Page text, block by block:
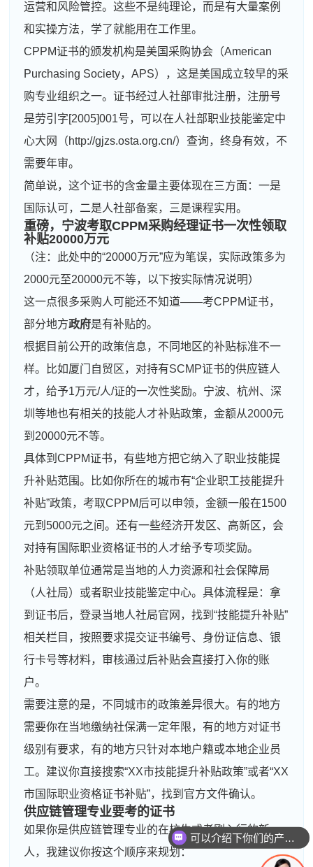
运营和风险管控。这些不是纯理论，而是有大量案例
和实操方法，学了就能用在工作里。
CPPM证书的颁发机构是美国采购协会（American
Purchasing Society，APS），这是美国成立较早的采
购专业组织之一。证书经过人社部审批注册，注册号
是劳引字[2005]001号，可以在人社部职业技能鉴定中
心大网（http://gjzs.osta.org.cn/）查询，终身有效，不
需要年审。
简单说，这个证书的含金量主要体现在三方面：一是
国际认可，二是人社部备案，三是课程实用。
重磅，宁波考取CPPM采购经理证书一次性领取
补贴20000万元
（注：此处中的“20000万元”应为笔误，实际政策多为
2000元至20000元不等，以下按实际情况说明）
这一点很多采购人可能还不知道——考CPPM证书，
部分地方政府是有补贴的。
根据目前公开的政策信息，不同地区的补贴标准不一
样。比如厦门自贸区，对持有SCMP证书的供应链人
才，给予1万元/人/证的一次性奖励。宁波、杭州、深
圳等地也有相关的技能人才补贴政策，金额从2000元
到20000元不等。
具体到CPPM证书，有些地方把它纳入了职业技能提
升补贴范围。比如你所在的城市有“企业职工技能提升
补贴”政策，考取CPPM后可以申领，金额一般在1500
元到5000元之间。还有一些经济开发区、高新区，会
对持有国际职业资格证书的人才给予专项奖励。
补贴领取单位通常是当地的人力资源和社会保障局
（人社局）或者职业技能鉴定中心。具体流程是：拿
到证书后，登录当地人社局官网，找到“技能提升补贴”
相关栏目，按照要求提交证书编号、身份证信息、银
行卡号等材料，审核通过后补贴会直接打入你的账
户。
需要注意的是，不同城市的政策差异很大。有的地方
需要你在当地缴纳社保满一定年限，有的地方对证书
级别有要求，有的地方只针对本地户籍或本地企业员
工。建议你直接搜索“XX市技能提升补贴政策”或者“XX
市国际职业资格证书补贴”，找到官方文件确认。
供应链管理专业要考的证书
如果你是供应链管理专业的在校生或者刚入行的新
人，我建议你按这个顺序来规划：